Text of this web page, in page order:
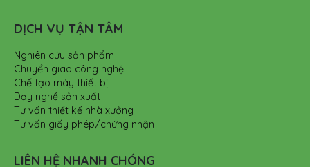
DỊCH VỤ TẬN TÂM
Nghiên cứu sản phẩm
Chuyển giao công nghệ
Chế tạo máy thiết bị
Dạy nghề sản xuất
Tư vấn thiết kế nhà xưởng
Tư vấn giấy phép/chứng nhận
LIÊN HỆ NHANH CHÓNG